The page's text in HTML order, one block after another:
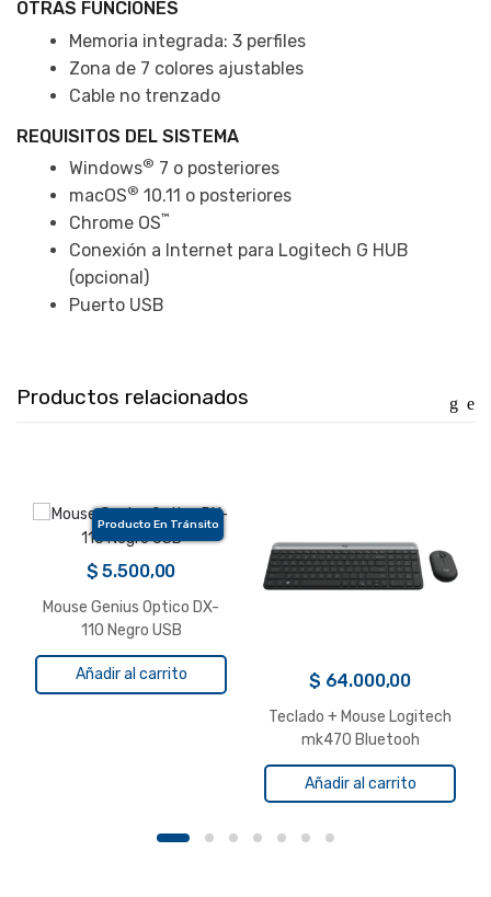
OTRAS FUNCIONES
Memoria integrada: 3 perfiles
Zona de 7 colores ajustables
Cable no trenzado
REQUISITOS DEL SISTEMA
Windows® 7 o posteriores
macOS® 10.11 o posteriores
Chrome OS™
Conexión a Internet para Logitech G HUB
(opcional)
Puerto USB
Productos relacionados
Producto En Tránsito
$ 5.500,00
Mouse Genius Optico DX-
110 Negro USB
Añadir al carrito $ 64.000,00
Teclado + Mouse Logitech
mk470 Bluetooh
Añadir al carrito